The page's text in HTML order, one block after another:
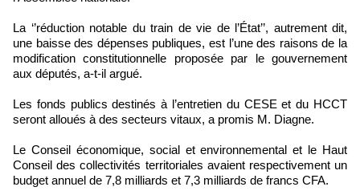
La ‘’réduction notable du train de vie de l’État’’, autrement dit,
une baisse des dépenses publiques, est l’une des raisons de la
modification constitutionnelle proposée par le gouvernement
aux députés, a-t-il argué.
Les fonds publics destinés à l’entretien du CESE et du HCCT
seront alloués à des secteurs vitaux, a promis M. Diagne.
Le Conseil économique, social et environnemental et le Haut
Conseil des collectivités territoriales avaient respectivement un
budget annuel de 7,8 milliards et 7,3 milliards de francs CFA.